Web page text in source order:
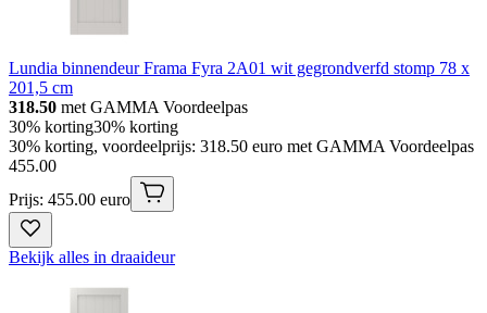
Lundia binnendeur Frama Fyra 2A01 wit gegrondverfd stomp 78 x
201,5 cm
318.50 met GAMMA Voordeelpas
30% korting30% korting
30% korting, voordeelprijs: 318.50 euro met GAMMA Voordeelpas
455.00
Prijs: 455.00 euro
Bekijk alles in draaideur